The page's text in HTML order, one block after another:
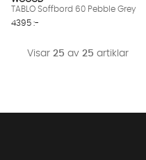
TABLO Soffbord 60 Pebble Grey
4395 :-
Visar 25 av 25 artiklar